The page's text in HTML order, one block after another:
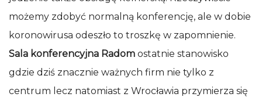
możemy zdobyć normalną konferencję, ale w dobie
koronowirusa odeszło to troszkę w zapomnienie.
Sala konferencyjna Radom ostatnie stanowisko
gdzie dziś znacznie ważnych firm nie tylko z
centrum lecz natomiast z Wrocławia przymierza się